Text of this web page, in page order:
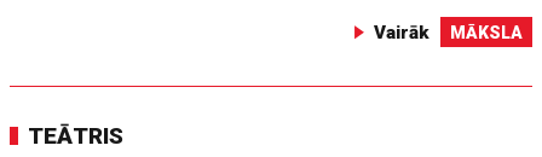
Vairāk MĀKSLA
TEĀTRIS